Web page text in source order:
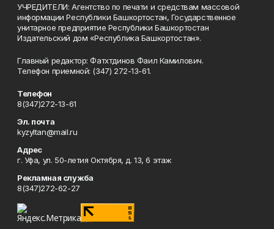
УЧРЕДИТЕЛИ: Агентство по печати и средствам массовой
информации Республики Башкортостан, Государственное
унитарное предприятие Республики Башкортостан
Издательский дом «Республика Башкортостан».
Главный редактор: Фатхтдинов Фаил Камилович.
Телефон приемной: (347) 272-13-61.
Телефон
8(347)272-13-61
Эл. почта
kyzyltan@mail.ru
Адрес
г. Уфа, ул. 50-летия Октября, д. 13, 6 этаж
Рекламная служба
8(347)272-62-27